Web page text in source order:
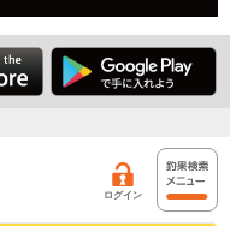
ログイン